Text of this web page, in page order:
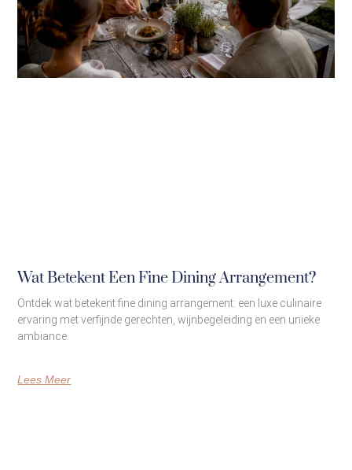
Wat Betekent Een Fine Dining Arrangement?
Ontdek wat betekent fine dining arrangement: een luxe culinaire
ervaring met verfijnde gerechten, wijnbegeleiding en een unieke
ambiance.
Lees Meer